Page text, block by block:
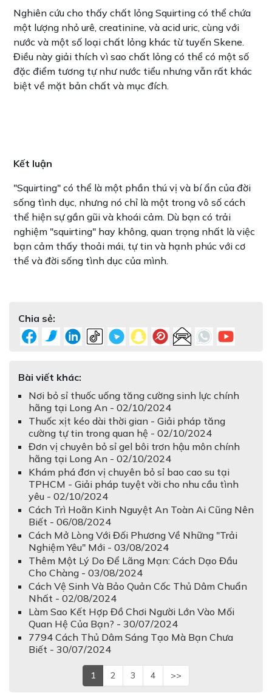
Nghiên cứu cho thấy chất lỏng Squirting có thể chứa
một lượng nhỏ urê, creatinine, và acid uric, cùng với
nước và một số loại chất lỏng khác từ tuyến Skene.
Điều này giải thích vì sao chất lỏng có thể có một số
đặc điểm tương tự như nước tiểu nhưng vẫn rất khác
biệt về mặt bản chất và mục đích.
Kết luận
"Squirting" có thể là một phần thú vị và bí ẩn của đời
sống tình dục, nhưng nó chỉ là một trong vô số cách
thể hiện sự gần gũi và khoái cảm. Dù bạn có trải
nghiệm "squirting" hay không, quan trọng nhất là việc
bạn cảm thấy thoải mái, tự tin và hạnh phúc với cơ
thể và đời sống tình dục của mình.
Chia sẻ:
Bài viết khác:
Nơi bỏ sỉ thuốc uống tăng cường sinh lực chính
hãng tại Long An - 02/10/2024
Thuốc xịt kéo dài thời gian - Giải pháp tăng
cường tự tin trong quan hệ - 02/10/2024
Đơn vị chuyên bỏ sỉ gel bôi trơn hậu môn chính
hãng tại Long An - 02/10/2024
Khám phá đơn vị chuyên bỏ sỉ bao cao su tại
TPHCM - Giải pháp tuyệt vời cho nhu cầu tình
yêu - 02/10/2024
Cách Trì Hoãn Kinh Nguyệt An Toàn Ai Cũng Nên
Biết - 06/08/2024
Cách Mở Lòng Với Đối Phương Về Những "Trải
Nghiệm Yêu" Mới - 03/08/2024
Thêm Một Lý Do Để Lãng Mạn: Cách Dạo Đầu
Cho Chàng - 03/08/2024
Cách Vệ Sinh Và Bảo Quản Cốc Thủ Dâm Chuẩn
Nhất - 02/08/2024
Làm Sao Kết Hợp Đồ Chơi Người Lớn Vào Mối
Quan Hệ Của Bạn? - 30/07/2024
7794 Cách Thủ Dâm Sáng Tạo Mà Bạn Chưa
Biết - 30/07/2024
1 2 3 4 >>